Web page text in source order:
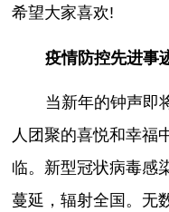
希望大家喜欢!
疫情防控先进事
当新年的钟声即
人团聚的喜悦和幸福
临。新型冠状病毒感
蔓延，辐射全国。无